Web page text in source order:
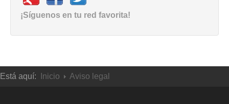
¡Síguenos en tu red favorita!
Está aquí: Inicio Aviso legal